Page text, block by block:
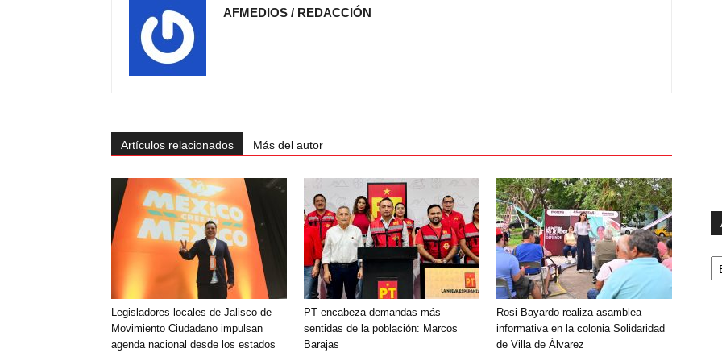
AFMEDIOS / REDACCIÓN
Artículos relacionados Más del autor
Legisladores locales de Jalisco de
Movimiento Ciudadano impulsan
agenda nacional desde los estados
PT encabeza demandas más
sentidas de la población: Marcos
Barajas
Rosi Bayardo realiza asamblea
informativa en la colonia Solidaridad
de Villa de Álvarez